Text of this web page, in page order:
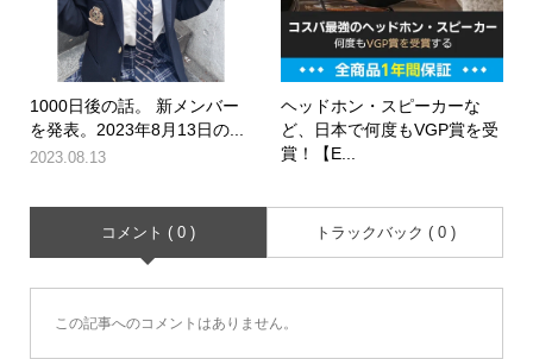
1000日後の話。 新メンバー
を発表。2023年8月13日の...
2023.08.13
ヘッドホン・スピーカーな
ど、日本で何度もVGP賞を受
賞！【E...
コメント ( 0 ) トラックバック ( 0 )
この記事へのコメントはありません。